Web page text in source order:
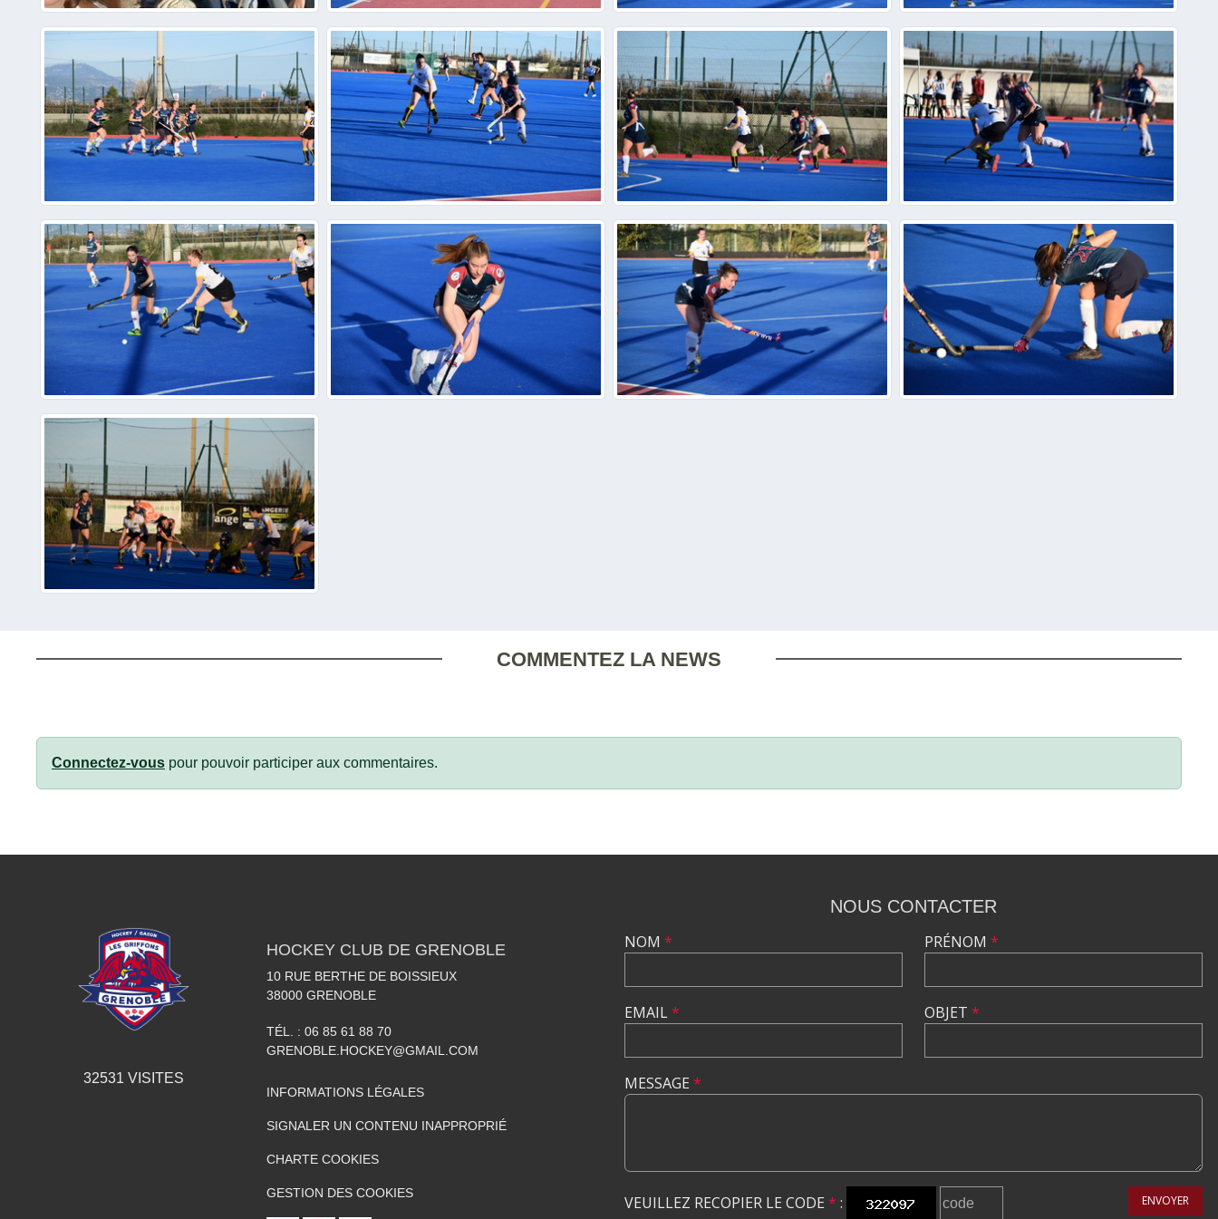
COMMENTEZ LA NEWS
Connectez-vous pour pouvoir participer aux commentaires.
32531 VISITES
HOCKEY CLUB DE GRENOBLE
10 RUE BERTHE DE BOISSIEUX
38000 GRENOBLE
TÉL. : 06 85 61 88 70
GRENOBLE.HOCKEY@GMAIL.COM
INFORMATIONS LÉGALES
SIGNALER UN CONTENU INAPPROPRIÉ
CHARTE COOKIES
GESTION DES COOKIES
NOUS CONTACTER
NOM *
EMAIL*
PRÉNOM *
OBJET *
MESSAGE *
VEUILLEZ RECOPIER LE CODE * : ENVOYER